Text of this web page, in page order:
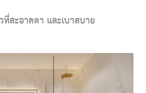
สะอาดตา และเบาสบาย